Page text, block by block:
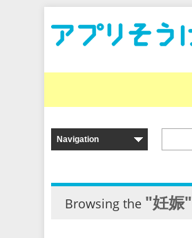
Browsing the "妊娠"